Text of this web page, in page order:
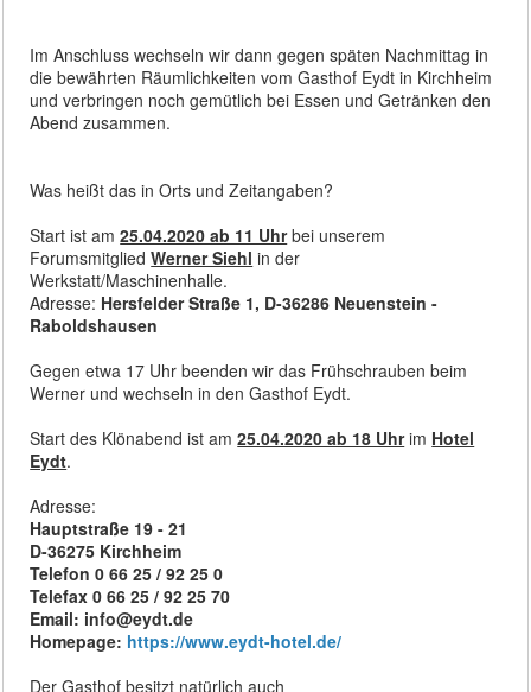
Im Anschluss wechseln wir dann gegen späten Nachmittag in
die bewährten Räumlichkeiten vom Gasthof Eydt in Kirchheim
und verbringen noch gemütlich bei Essen und Getränken den
Abend zusammen.
Was heißt das in Orts und Zeitangaben?
Start ist am25.04.2020 ab 11 Uhrbei unserem
ForumsmitgliedWerner Siehl in der
Werkstatt/Maschinenhalle.
Adresse: Hersfelder Straße 1, D-36286 Neuenstein -
Raboldshausen
Gegen etwa 17 Uhr beenden wir das Frühschrauben beim
Werner und wechseln in den Gasthof Eydt.
Start des Klönabend ist am25.04.2020 ab 18 Uhrim Hotel
Eydt.
Adresse:
Hauptstraße 19 - 21
D-36275 Kirchheim
Telefon 0 66 25 / 92 25 0
Telefax 0 66 25 / 92 25 70
Email: info@eydt.de
Homepage: https://www.eydt-hotel.de/
Der Gasthof besitzt natürlich auch